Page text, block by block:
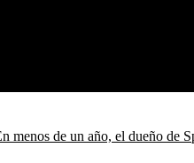
menos de un año, el dueño de